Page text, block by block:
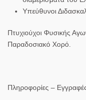
Υπεύθυνοι
Πτυχιούχοι Φυσικής
Παραδοσιακό Χορό.
Πληροφορίες –